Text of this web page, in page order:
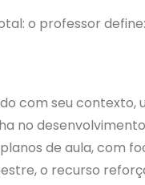
o professor define:
com seu contexto,
no
de aula, com
o recurso